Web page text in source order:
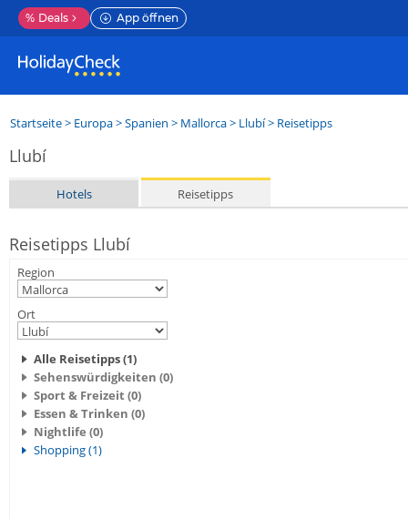
% Deals App öffnen
Startseite> Europa>Spanien > Mallorca> Llubí> Reisetipps
Llubí
Hotels Reisetipps
Reisetipps Llubí
Region
Ort
Alle Reisetipps (1)
Sehenswürdigkeiten (0)
Sport & Freizeit (0)
Essen & Trinken (0)
Nightlife (0)
Shopping (1)